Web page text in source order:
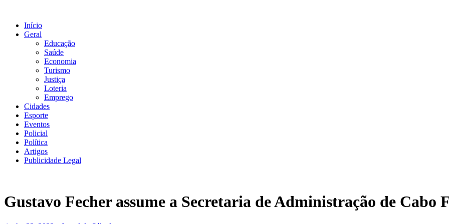
conteúdo
Início
Geral
Educação
Saúde
Economia
Turismo
Justiça
Loteria
Emprego
Cidades
Esporte
Eventos
Policial
Política
Artigos
Publicidade Legal
Gustavo Fecher assume a Secretaria de Administração de Cabo